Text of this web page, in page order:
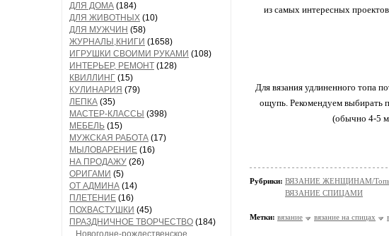
ДЛЯ ДОМА (184)
ДЛЯ ЖИВОТНЫХ (10)
ДЛЯ МУЖЧИН (58)
ЖУРНАЛЫ,КНИГИ (1658)
ИГРУШКИ СВОИМИ РУКАМИ (108)
ИНТЕРЬЕР, РЕМОНТ (128)
КВИЛЛИНГ (15)
КУЛИНАРИЯ (79)
ЛЕПКА (35)
МАСТЕР-КЛАССЫ (398)
МЕБЕЛЬ (15)
МУЖСКАЯ РАБОТА (17)
МЫЛОВАРЕНИЕ (16)
НА ПРОДАЖУ (26)
ОРИГАМИ (5)
ОТ АДМИНА (14)
ПЛЕТЕНИЕ (16)
ПОХВАСТУШКИ (45)
ПРАЗДНИЧНОЕ ТВОРЧЕСТВО (184)
Новогодне-рождественское
из самых интересных
Для вязания удлиненного топа
ощупь. Рекомендуем выбирать
(обычно 4-5
Рубрики: ВЯЗАНИЕ ЖЕНЩИНАМ/Топы
ВЯЗАНИЕ СПИЦАМИ
Метки: вязание вязание на спицах